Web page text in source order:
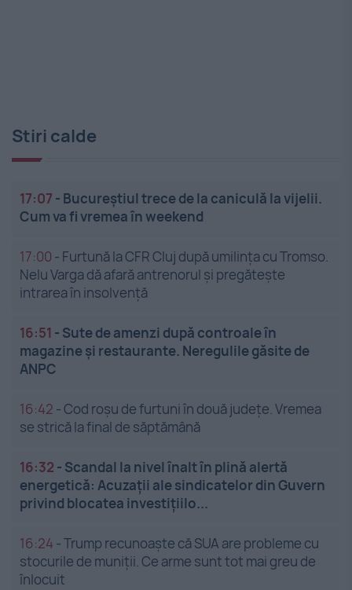
Stiri calde
17:07 - Bucureștiul trece de la caniculă la vijelii.
Cum va fi vremea în weekend
17:00 - Furtună la CFR Cluj după umilința cu Tromso.
Nelu Varga dă afară antrenorul și pregătește
intrarea în insolvență
16:51 - Sute de amenzi după controale în
magazine și restaurante. Neregulile găsite de
ANPC
16:42 -Cod roșu de furtuni în două județe. Vremea
se strică la final de săptămână
16:32 - Scandal la nivel înalt în plină alertă
energetică: Acuzații ale sindicatelor din Guvern
privind blocatea investițiilo...
16:24 -Trump recunoaște că SUA are probleme cu
stocurile de muniții. Ce arme sunt tot mai greu de
înlocuit